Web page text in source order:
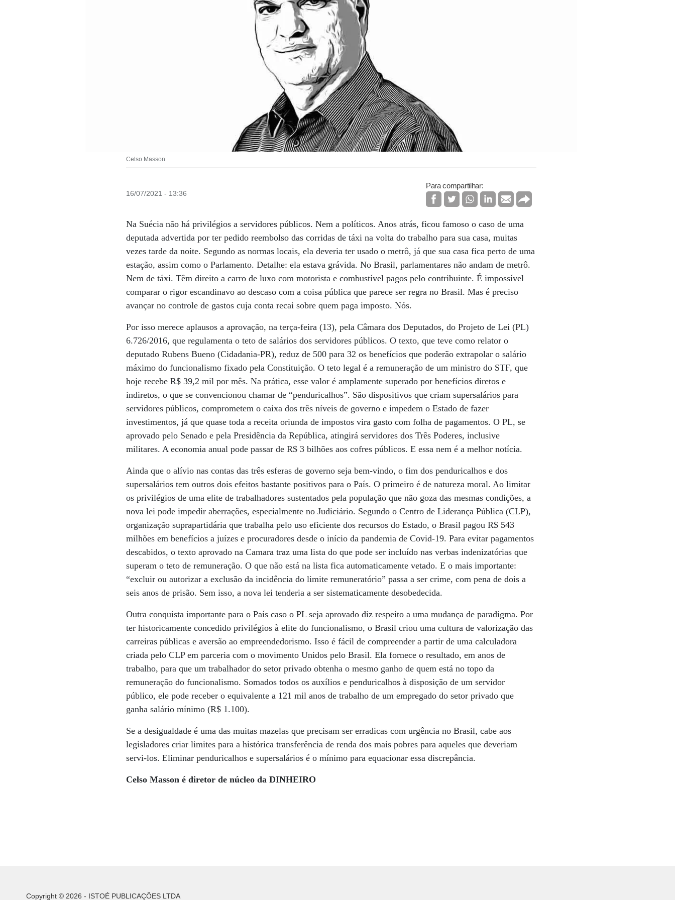
Celso Masson
16/07/2021 - 13:36
Para compartilhar:
Na Suécia não há privilégios a servidores públicos. Nem a políticos. Anos atrás, ficou famoso o caso de uma
deputada advertida por ter pedido reembolso das corridas de táxi na volta do trabalho para sua casa, muitas
vezes tarde da noite. Segundo as normas locais, ela deveria ter usado o metrô, já que sua casa fica perto de uma
estação, assim como o Parlamento. Detalhe: ela estava grávida. No Brasil, parlamentares não andam de metrô.
Nem de táxi. Têm direito a carro de luxo com motorista e combustível pagos pelo contribuinte. É impossível
comparar o rigor escandinavo ao descaso com a coisa pública que parece ser regra no Brasil. Mas é preciso
avançar no controle de gastos cuja conta recai sobre quem paga imposto. Nós.
Por isso merece aplausos a aprovação, na terça-feira (13), pela Câmara dos Deputados, do Projeto de Lei (PL)
6.726/2016, que regulamenta o teto de salários dos servidores públicos. O texto, que teve como relator o
deputado Rubens Bueno (Cidadania-PR), reduz de 500 para 32 os benefícios que poderão extrapolar o salário
máximo do funcionalismo fixado pela Constituição. O teto legal é a remuneração de um ministro do STF, que
hoje recebe R$ 39,2 mil por mês. Na prática, esse valor é amplamente superado por benefícios diretos e
indiretos, o que se convencionou chamar de “penduricalhos”. São dispositivos que criam supersalários para
servidores públicos, comprometem o caixa dos três níveis de governo e impedem o Estado de fazer
investimentos, já que quase toda a receita oriunda de impostos vira gasto com folha de pagamentos. O PL, se
aprovado pelo Senado e pela Presidência da República, atingirá servidores dos Três Poderes, inclusive
militares. A economia anual pode passar de R$ 3 bilhões aos cofres públicos. E essa nem é a melhor notícia.
Ainda que o alívio nas contas das três esferas de governo seja bem-vindo, o fim dos penduricalhos e dos
supersalários tem outros dois efeitos bastante positivos para o País. O primeiro é de natureza moral. Ao limitar
os privilégios de uma elite de trabalhadores sustentados pela população que não goza das mesmas condições, a
nova lei pode impedir aberrações, especialmente no Judiciário. Segundo o Centro de Liderança Pública (CLP),
organização suprapartidária que trabalha pelo uso eficiente dos recursos do Estado, o Brasil pagou R$ 543
milhões em benefícios a juízes e procuradores desde o início da pandemia de Covid-19. Para evitar pagamentos
descabidos, o texto aprovado na Camara traz uma lista do que pode ser incluído nas verbas indenizatórias que
superam o teto de remuneração. O que não está na lista fica automaticamente vetado. E o mais importante:
“excluir ou autorizar a exclusão da incidência do limite remuneratório” passa a ser crime, com pena de dois a
seis anos de prisão. Sem isso, a nova lei tenderia a ser sistematicamente desobedecida.
Outra conquista importante para o País caso o PL seja aprovado diz respeito a uma mudança de paradigma. Por
ter historicamente concedido privilégios à elite do funcionalismo, o Brasil criou uma cultura de valorização das
carreiras públicas e aversão ao empreendedorismo. Isso é fácil de compreender a partir de uma calculadora
criada pelo CLP em parceria com o movimento Unidos pelo Brasil. Ela fornece o resultado, em anos de
trabalho, para que um trabalhador do setor privado obtenha o mesmo ganho de quem está no topo da
remuneração do funcionalismo. Somados todos os auxílios e penduricalhos à disposição de um servidor
público, ele pode receber o equivalente a 121 mil anos de trabalho de um empregado do setor privado que
ganha salário mínimo (R$ 1.100).
Se a desigualdade é uma das muitas mazelas que precisam ser erradicas com urgência no Brasil, cabe aos
legisladores criar limites para a histórica transferência de renda dos mais pobres para aqueles que deveriam
servi-los. Eliminar penduricalhos e supersalários é o mínimo para equacionar essa discrepância.
Celso Masson é diretor de núcleo da DINHEIRO
Copyright © 2026 - ISTOÉ PUBLICAÇÕES LTDA